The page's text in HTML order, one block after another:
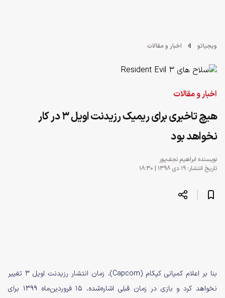
ویجیاتو اخبار و مقالات
اخبار و مقالات
هیچ تاخیری برای ریمیک رزیدنت اویل 3 در کار
نخواهد بود
نویسنده ابراهیم نجف‌پور
تاریخ انتشار: ۱۹ دی ۱۳۹۸ | ۱۸:۳۰
بنا بر اعلام کمپانی کپکام (Capcom)، زمان انتشار رزیدنت اویل 3 تغییر
نخواهد کرد و بازی در زمان قبلی اشاره‌شده، 15 فروردین‌ماه 1399 برای